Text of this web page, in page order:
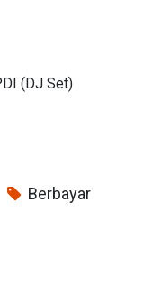
(DJ Set)
Berbayar